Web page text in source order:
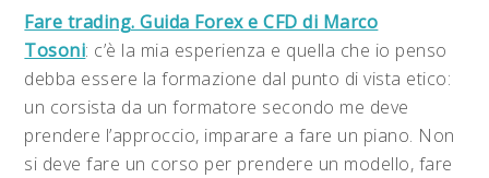
Fare trading. Guida Forex e CFD di Marco
Tosoni: c’è la mia esperienza e quella che io penso
debba essere la formazione dal punto di vista etico:
un corsista da un formatore secondo me deve
prendere l’approccio, imparare a fare un piano. Non
si deve fare un corso per prendere un modello, fare